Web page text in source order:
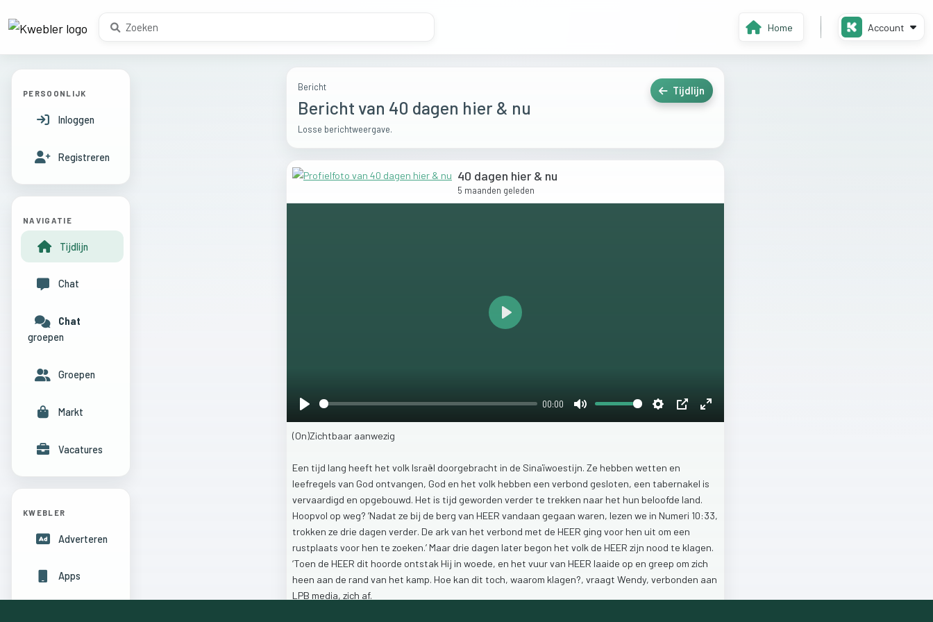
Home Account
Bericht
Bericht van 40 dagen hier & nu
Losse berichtweergave.
Tijdlijn
40 dagen hier & nu
5 maanden geleden
00:00
Play
(On)Zichtbaar aanwezig
Een tijd lang heeft het volk Israël doorgebracht in de Sinaïwoestijn. Ze hebben wetten en
leefregels van God ontvangen, God en het volk hebben een verbond gesloten, een tabernakel is
vervaardigd en opgebouwd. Het is tijd geworden verder te trekken naar het hun beloofde land.
Hoopvol op weg? ’Nadat ze bij de berg van HEER vandaan gegaan waren, lezen we in Numeri 10:33,
trokken ze drie dagen verder. De ark van het verbond met de HEER ging voor hen uit om een
rustplaats voor hen te zoeken.’ Maar drie dagen later begon het volk de HEER zijn nood te klagen.
‘Toen de HEER dit hoorde ontstak Hij in woede, en het vuurvan HEER laaide op en greep om zich
heen aan de rand van het kamp. Hoe kan dit toch, waarom klagen?, vraagt Wendy, verbonden aan
LPB media, zich af.
PERSOONLIJK
Inloggen
Registreren
NAVIGATIE
Tijdlijn
Chat
Chat
groepen
Groepen
Markt
Vacatures
KWEBLER
Adverteren
Apps